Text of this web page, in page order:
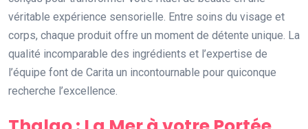
véritable expérience sensorielle. Entre soins du visage et
corps, chaque produit offre un moment de détente unique. La
qualité incomparable des ingrédients et l’expertise de
l’équipe font de Carita un incontournable pour quiconque
recherche l’excellence.